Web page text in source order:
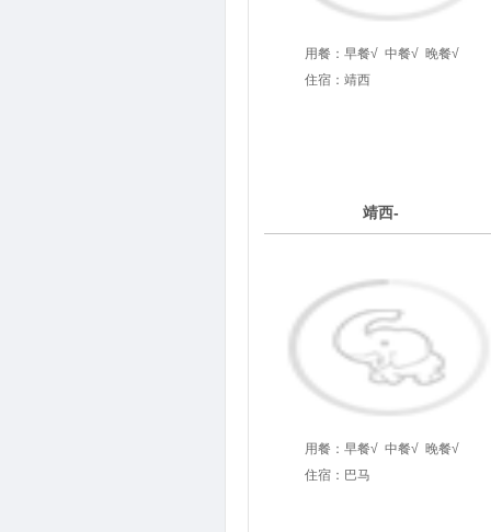
用餐： 早餐√ 中餐√ 晚餐√
住宿：靖西
靖西-
用餐： 早餐√ 中餐√ 晚餐√
住宿：巴马